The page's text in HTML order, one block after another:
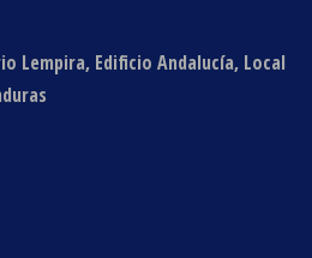
Lempira, Edificio Andalucía, Local